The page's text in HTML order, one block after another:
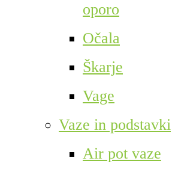
oporo
Očala
Škarje
Vage
Vaze in podstavki
Air pot vaze